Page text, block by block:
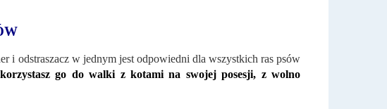
i odstraszacz w jednym jest odpowiedni dla wszystkich ras psów
go do walki z kotami na swojej posesji, z wolno